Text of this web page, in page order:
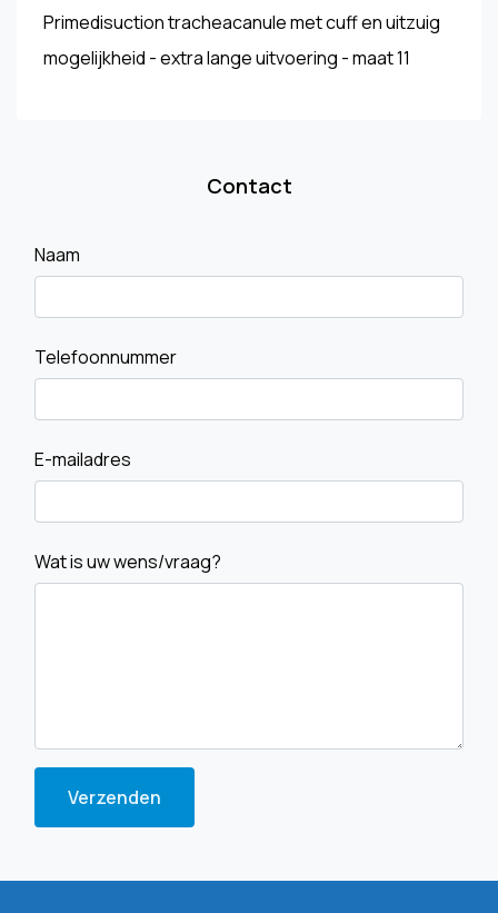
Primedisuction tracheacanule met cuff en uitzuig
mogelijkheid - extra lange uitvoering - maat 11
Contact
Naam
Telefoonnummer
E-mailadres
Wat is uw wens/vraag?
Verzenden